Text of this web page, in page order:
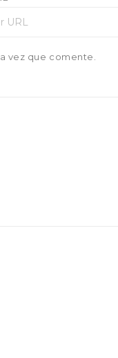
vez que comente.